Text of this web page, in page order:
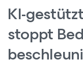
KI-
stoppt